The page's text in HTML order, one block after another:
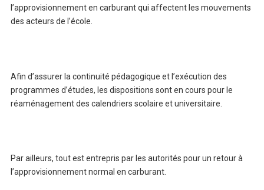
l’approvisionnement en carburant qui affectent les mouvements
des acteurs de l’école.
Afin d’assurer la continuité pédagogique et l’exécution des
programmes d’études, les dispositions sont en cours pour le
réaménagement des calendriers scolaire et universitaire.
Par ailleurs, tout est entrepris par les autorités pour un retour à
l’approvisionnement normal en carburant.